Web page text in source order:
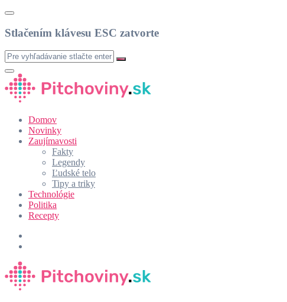
Stlačením klávesu ESC zatvorte
Domov
Novinky
Zaujímavosti
Fakty
Legendy
Ľudské telo
Tipy a triky
Technológie
Politika
Recepty